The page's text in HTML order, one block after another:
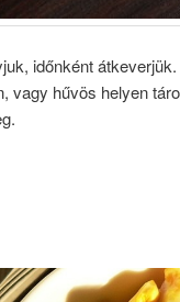
időnként
vagy hűvös helyen